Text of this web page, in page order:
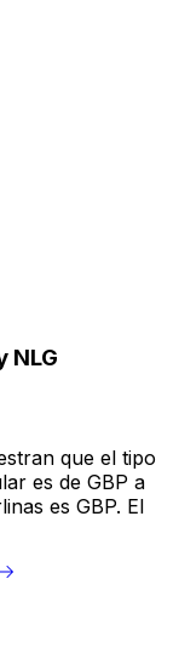
NLG
que el tipo
es de GBP a
es GBP. El